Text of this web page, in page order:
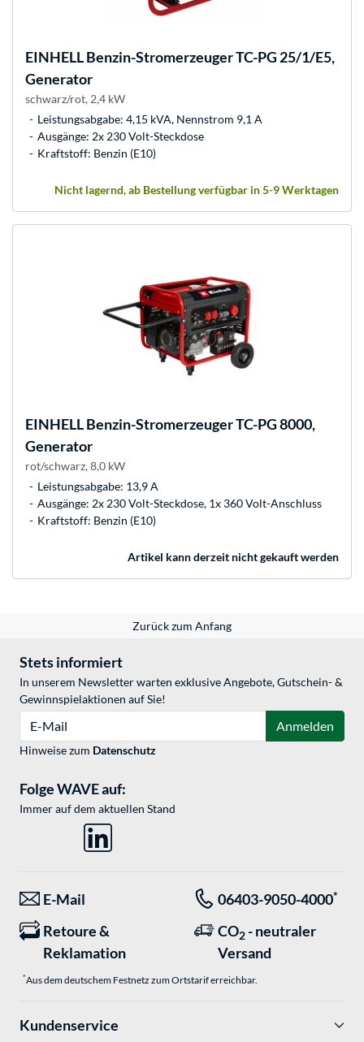
EINHELLBenzin-Stromerzeuger TC-PG 25/1/E5,
Generator
schwarz/rot, 2,4 kW
Leistungsabgabe: 4,15 kVA, Nennstrom 9,1 A
Ausgänge: 2x 230 Volt-Steckdose
Kraftstoff: Benzin (E10)
Nicht lagernd, ab Bestellung verfügbar in 5-9 Werktagen
EINHELLBenzin-Stromerzeuger TC-PG 8000,
Generator
rot/schwarz, 8,0 kW
Leistungsabgabe: 13,9 A
Ausgänge: 2x 230 Volt-Steckdose, 1x 360 Volt-Anschluss
Kraftstoff: Benzin (E10)
Artikel kann derzeit nicht gekauft werden
Zurück zum Anfang
Stets informiert
In unserem Newsletter warten exklusive Angebote, Gutschein- &
Gewinnspielaktionen auf Sie!
Anmelden
Hinweise zum Datenschutz
Folge WAVE auf:
Immer auf dem aktuellen Stand
E-Mail 06403-9050-4000*
Retoure &
Reklamation
CO2 - neutraler
Versand
*Aus dem deutschem Festnetz zum Ortstarif erreichbar.
Kundenservice